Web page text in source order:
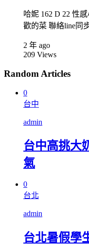
哈妮 162 D 22 性
歡的菜 聯絡line同
2 年 ago
209 Views
Random Articles
0
台中
admin
台中高挑大
氣
0
台北
admin
台北暑假學